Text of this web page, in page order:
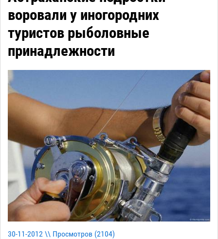
воровали у иногородних
туристов рыболовные
принадлежности
30-11-2012 \\ Просмотров (2104)